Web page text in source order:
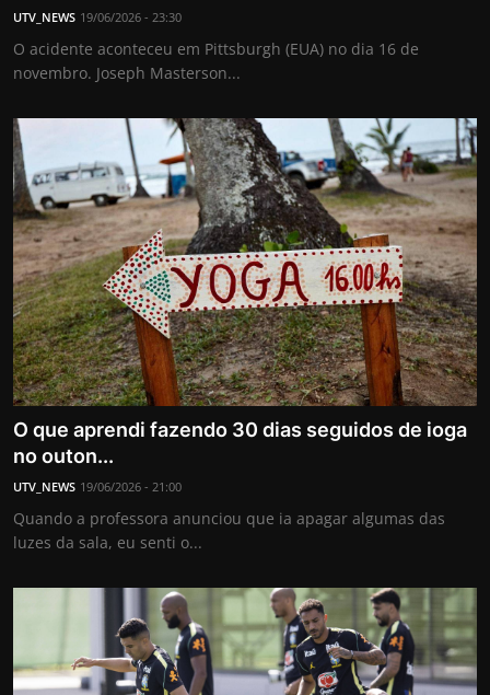
UTV_NEWS 19/06/2026 - 23:30
O acidente aconteceu em Pittsburgh (EUA) no dia 16 de
novembro. Joseph Masterson...
O que aprendi fazendo 30 dias seguidos de ioga
no outon...
UTV_NEWS 19/06/2026 - 21:00
Quando a professora anunciou que ia apagar algumas das
luzes da sala, eu senti o...